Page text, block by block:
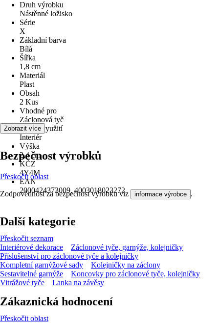
Druh výrobku
Nástěnné ložisko
Série
X
Základní barva
Bílá
Šířka
1,8 cm
Materiál
Plast
Obsah
2 Kus
Vhodné pro
Záclonová tyč
Oblast využití
Interiér
Výška
2,4 cm
KČZ
4Y4M
EAN
2000424373009, 4003018023272
Zobrazit více
Bezpečnost výrobků
Přeskočit oblast
Zodpovědnost za bezpečnost výrobku viz informace výrobce .
Další kategorie
Přeskočit seznam
Interiérové dekorace
Záclonové tyče, garnýže, kolejničky
Příslušenství pro záclonové tyče a kolejničky
Kompletní garnýžové sady
Kolejničky na záclony
Sestavitelné garnýže
Koncovky pro záclonové tyče, kolejničky
Vitrážové tyče
Lanka na závěsy
Zákaznická hodnocení
Přeskočit oblast